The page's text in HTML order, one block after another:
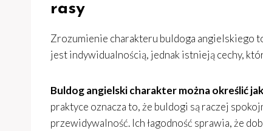
rasy
Zrozumienie charakteru buldoga angielskiego
jest indywidualnością, jednak istnieją cechy,
Buldog angielski charakter można określić
praktyce oznacza to, że buldogi są raczej
przewidywalność. Ich łagodność sprawia, że